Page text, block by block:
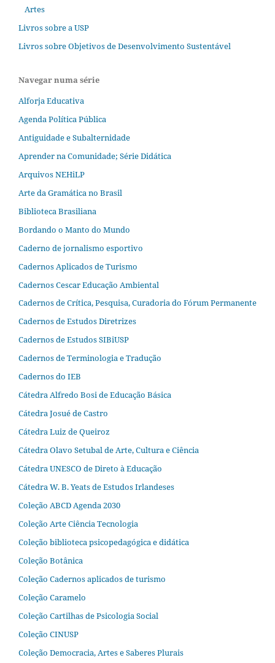
Artes
Livros sobre a USP
Livros sobre Objetivos de Desenvolvimento Sustentável
Navegar numa série
Alforja Educativa
Agenda Política Pública
Antiguidade e Subalternidade
Aprender na Comunidade; Série Didática
Arquivos NEHiLP
Arte da Gramática no Brasil
Biblioteca Brasiliana
Bordando o Manto do Mundo
Caderno de jornalismo esportivo
Cadernos Aplicados de Turismo
Cadernos Cescar Educação Ambiental
Cadernos de Crítica, Pesquisa, Curadoria do Fórum Permanente
Cadernos de Estudos Diretrizes
Cadernos de Estudos SIBiUSP
Cadernos de Terminologia e Tradução
Cadernos do IEB
Cátedra Alfredo Bosi de Educação Básica
Cátedra Josué de Castro
Cátedra Luiz de Queiroz
Cátedra Olavo Setubal de Arte, Cultura e Ciência
Cátedra UNESCO de Direto à Educação
Cátedra W. B. Yeats de Estudos Irlandeses
Coleção ABCD Agenda 2030
Coleção Arte Ciência Tecnologia
Coleção biblioteca psicopedagógica e didática
Coleção Botânica
Coleção Cadernos aplicados de turismo
Coleção Caramelo
Coleção Cartilhas de Psicologia Social
Coleção CINUSP
Coleção Democracia, Artes e Saberes Plurais